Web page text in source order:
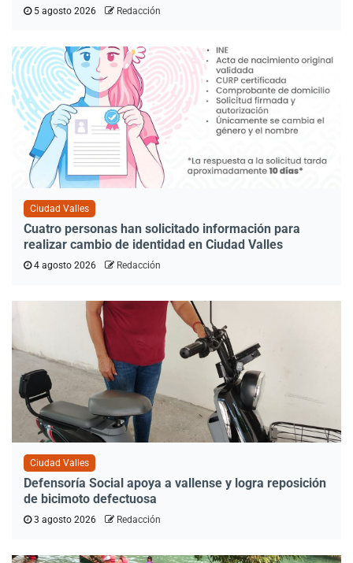
5 agosto 2026 Redacción
Ciudad Valles
Cuatro personas han solicitado información para
realizar cambio de identidad en Ciudad Valles
4 agosto 2026 Redacción
Ciudad Valles
Defensoría Social apoya a vallense y logra reposición
de bicimoto defectuosa
3 agosto 2026 Redacción